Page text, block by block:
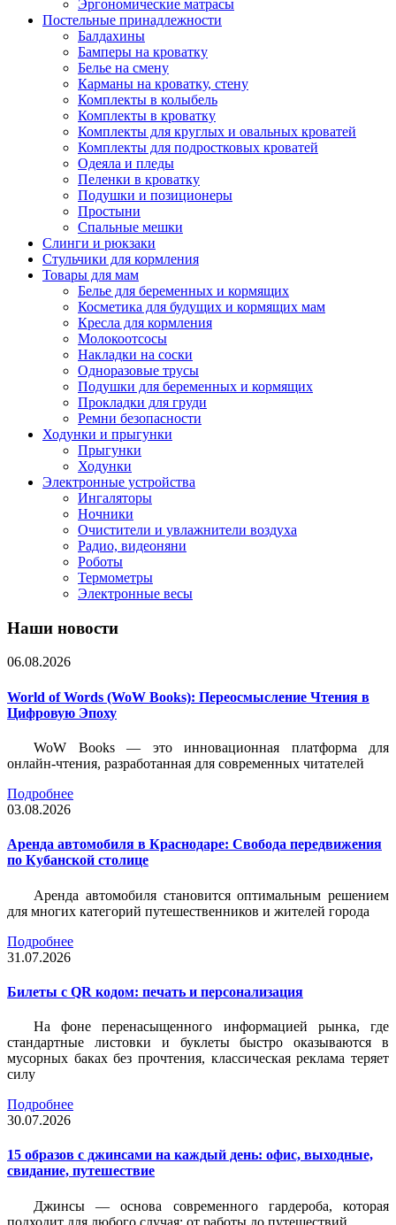
Эргономические матрасы
Постельные принадлежности
Балдахины
Бамперы на кроватку
Белье на смену
Карманы на кроватку, стену
Комплекты в колыбель
Комплекты в кроватку
Комплекты для круглых и овальных кроватей
Комплекты для подростковых кроватей
Одеяла и пледы
Пеленки в кроватку
Подушки и позиционеры
Простыни
Спальные мешки
Слинги и рюкзаки
Стульчики для кормления
Товары для мам
Белье для беременных и кормящих
Косметика для будущих и кормящих мам
Кресла для кормления
Молокоотсосы
Накладки на соски
Одноразовые трусы
Подушки для беременных и кормящих
Прокладки для груди
Ремни безопасности
Ходунки и прыгунки
Прыгунки
Ходунки
Электронные устройства
Ингаляторы
Ночники
Очистители и увлажнители воздуха
Радио, видеоняни
Роботы
Термометры
Электронные весы
Наши новости
06.08.2026
World of Words (WoW Books): Переосмысление Чтения в
Цифровую Эпоху
WoW Books — это инновационная платформа для
онлайн-чтения, разработанная для современных читателей
Подробнее
03.08.2026
Аренда автомобиля в Краснодаре: Свобода передвижения
по Кубанской столице
Аренда автомобиля становится оптимальным решением
для многих категорий путешественников и жителей города
Подробнее
31.07.2026
Билеты c QR кодом: печать и персонализация
На фоне перенасыщенного информацией рынка, где
стандартные листовки и буклеты быстро оказываются в
мусорных баках без прочтения, классическая реклама теряет
силу
Подробнее
30.07.2026
15 образов с джинсами на каждый день: офис, выходные,
свидание, путешествие
Джинсы — основа современного гардероба, которая
подходит для любого случая: от работы до путешествий